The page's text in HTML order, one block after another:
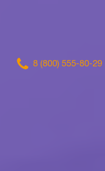
8 (800) 555-80-29